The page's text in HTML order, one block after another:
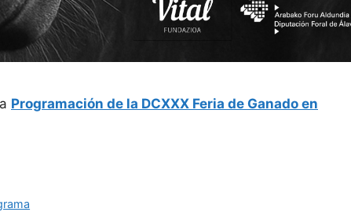
Programación de la DCXXX Feria de Ganado en